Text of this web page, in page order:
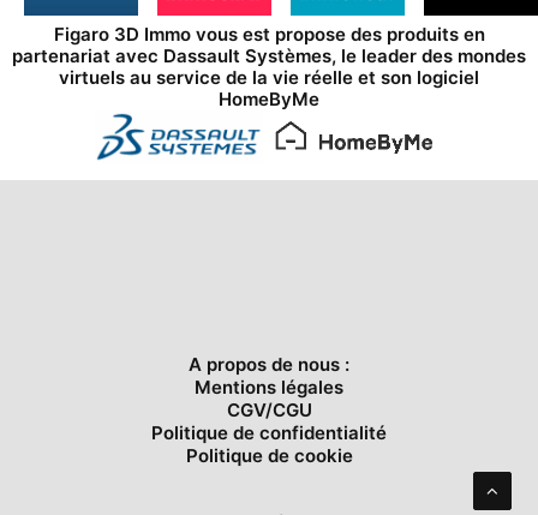
Figaro 3D Immo vous est propose des produits en
partenariat avec Dassault Systèmes, le leader des mondes
virtuels au service de la vie réelle et son logiciel
HomeByMe
A propos de nous :
Mentions légales
CGV/CGU
Politique de confidentialité
Politique de cookie